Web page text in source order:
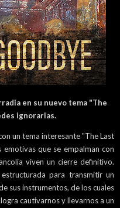
en su nuevo tema "The
ignorarlas.
un tema interesante "The Last
que se empalman con
viven un cierre definitivo.
para transmitir un
sus instrumentos, de los cuales
cautivarnos y llevarnos a un